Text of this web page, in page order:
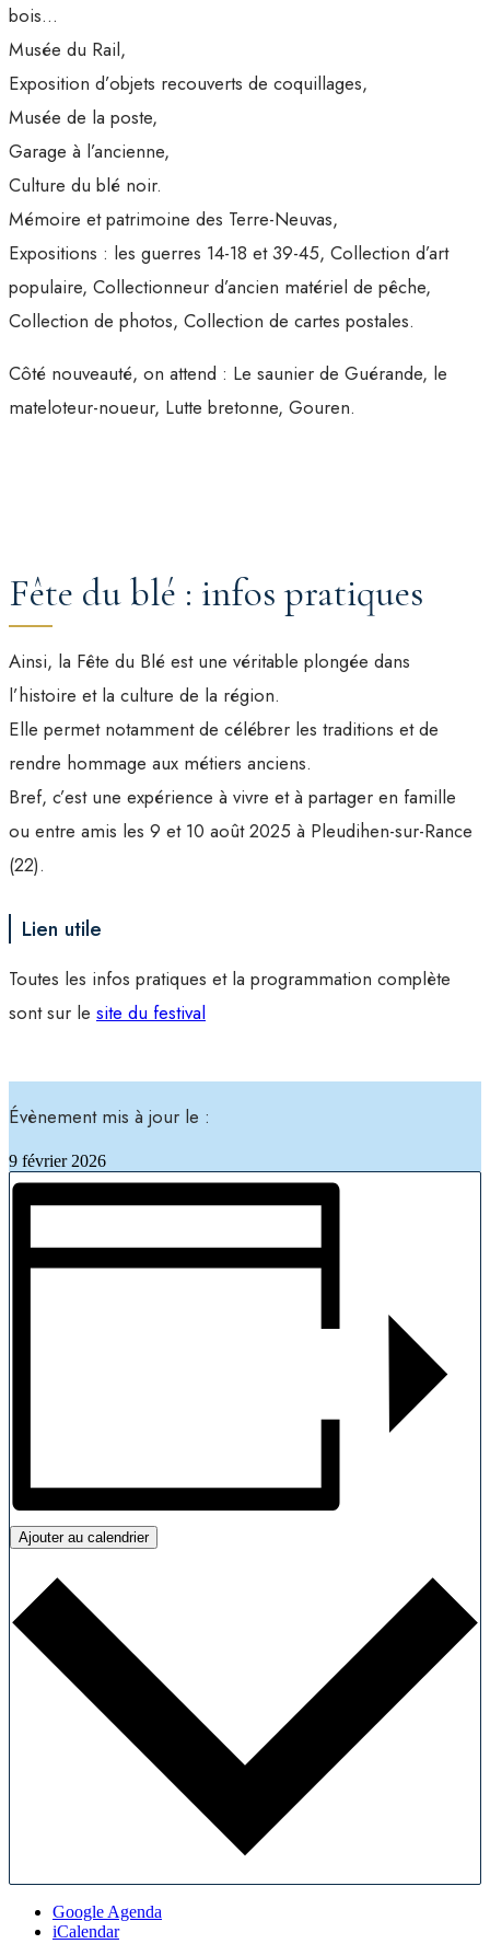
bois…
Musée du Rail,
Exposition d’objets recouverts de coquillages,
Musée de la poste,
Garage à l’ancienne,
Culture du blé noir.
Mémoire et patrimoine des Terre-Neuvas,
Expositions : les guerres 14-18 et 39-45, Collection d’art
populaire, Collectionneur d’ancien matériel de pêche,
Collection de photos, Collection de cartes postales.
Côté nouveauté, on attend : Le saunier de Guérande, le
mateloteur-noueur, Lutte bretonne, Gouren.
Fête du blé : infos pratiques
Ainsi, la Fête du Blé est une véritable plongée dans
l’histoire et la culture de la région.
Elle permet notamment de célébrer les traditions et de
rendre hommage aux métiers anciens.
Bref, c’est une expérience à vivre et à partager en famille
ou entre amis les 9 et 10 août 2025 à Pleudihen-sur-Rance
(22).
Lien utile
Toutes les infos pratiques et la programmation complète
sont sur le site du festival
Évènement mis à jour le :
9 février 2026
Ajouter au calendrier
Google Agenda
iCalendar